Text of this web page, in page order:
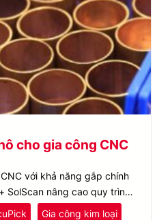
cho gia công CNC
với khả năng gắp chính
SolScan nâng cao quy trình
Gia công kim loại